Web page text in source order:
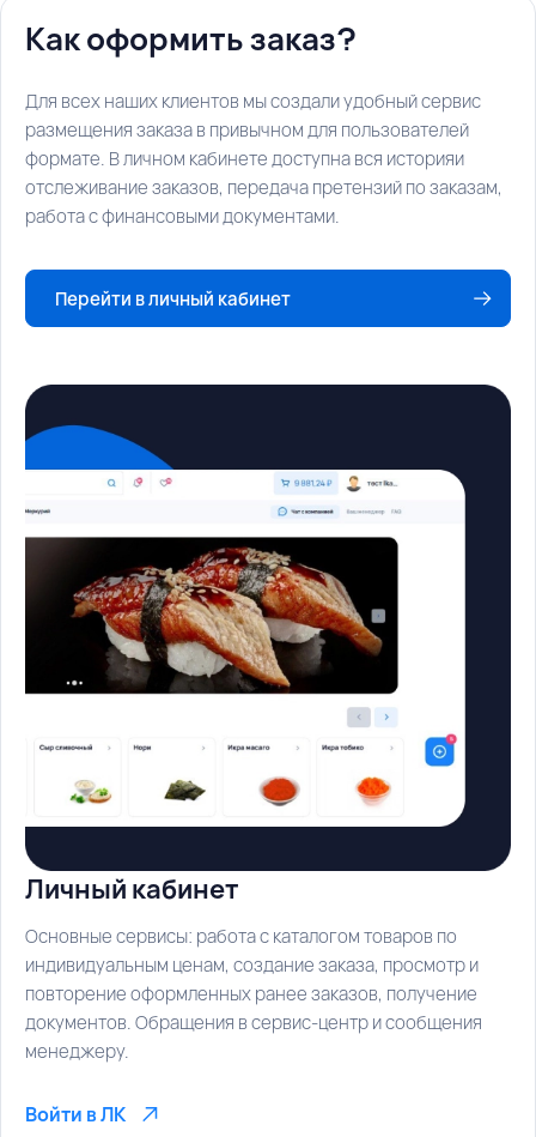
Как оформить заказ?
Для всех наших клиентов мы создали удобный сервис
размещения заказа в привычном для пользователей
формате. В личном кабинете доступна вся историяи
отслеживание заказов, передача претензий по заказам,
работа с финансовыми документами.
Перейти в личный кабинет
Личный кабинет
Основные сервисы: работа с каталогом товаров по
индивидуальным ценам, создание заказа, просмотр и
повторение оформленных ранее заказов, получение
документов. Обращения в сервис-центр и сообщения
менеджеру.
Войти в ЛК